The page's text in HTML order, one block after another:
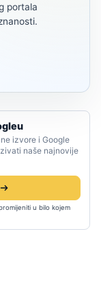
portala
izvore i Google
naše najnovije
u bilo kojem